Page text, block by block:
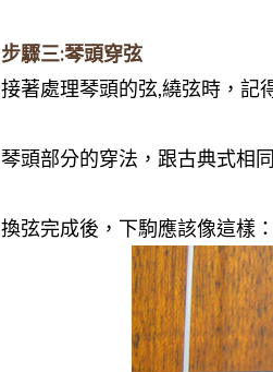
步驟三:琴頭穿弦
接著處理琴頭的弦,繞弦時，記
琴頭部分的穿法，跟古典式相
換弦完成後，下駒應該像這樣：